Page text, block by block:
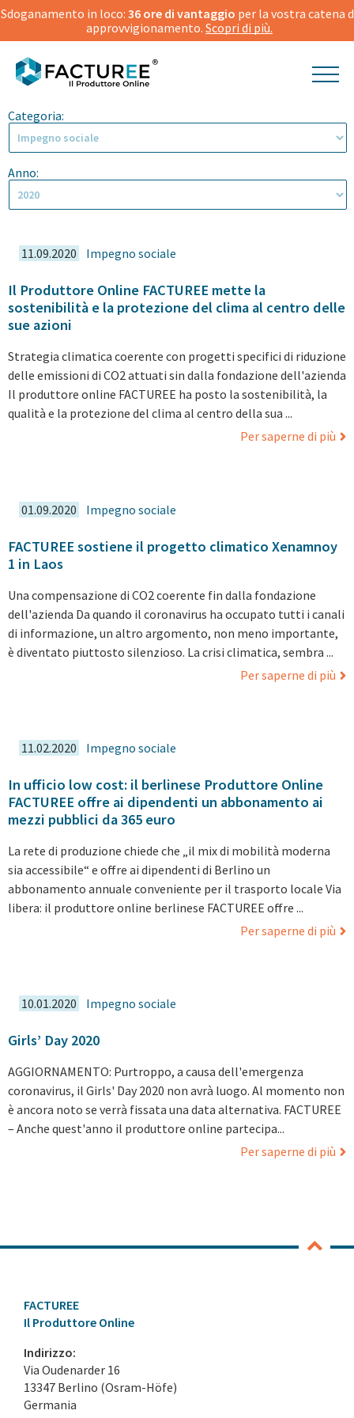
Sdoganamento in loco: 36 ore di vantaggio per la vostra catena
approvvigionamento. Scopri di più.
Impegno sociale2020
Categoria:
Anno:
11.09.2020 Impegno sociale
Il Produttore Online FACTUREE mette la
sostenibilità e la protezione del clima al centro delle
sue azioni
Strategia climatica coerente con progetti specifici di riduzione
delle emissioni di CO2 attuati sin dalla fondazione dell'azienda
Il produttore online FACTUREE ha posto la sostenibilità, la
qualità e la protezione del clima al centro della sua ...
Per saperne di più
01.09.2020 Impegno sociale
FACTUREE sostiene il progetto climatico Xenamnoy
1 in Laos
Una compensazione di CO2 coerente fin dalla fondazione
dell'azienda Da quando il coronavirus ha occupato tutti i canali
di informazione, un altro argomento, non meno importante,
è diventato piuttosto silenzioso. La crisi climatica, sembra ...
Per saperne di più
11.02.2020 Impegno sociale
In ufficio low cost: il berlinese Produttore Online
FACTUREE offre ai dipendenti un abbonamento ai
mezzi pubblici da 365 euro
La rete di produzione chiede che „il mix di mobilità moderna
sia accessibile“ e offre ai dipendenti di Berlino un
abbonamento annuale conveniente per il trasporto locale Via
libera: il produttore online berlinese FACTUREE offre ...
Per saperne di più
10.01.2020 Impegno sociale
Girls’ Day 2020
AGGIORNAMENTO: Purtroppo, a causa dell'emergenza
coronavirus, il Girls' Day 2020 non avrà luogo. Al momento non
è ancora noto se verrà fissata una data alternativa. FACTUREE
– Anche quest'anno il produttore online partecipa...
Per saperne di più
FACTUREE
Il Produttore Online
Indirizzo:
Via Oudenarder 16
13347 Berlino (Osram-Höfe)
Germania